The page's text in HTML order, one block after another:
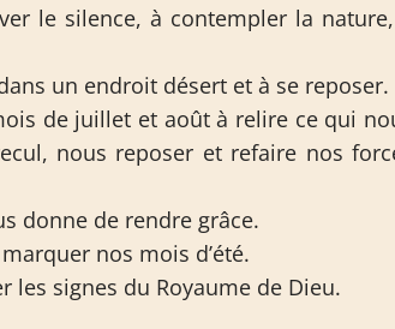
le silence, à contempler la
un endroit désert et à se reposer.
de juillet et août à relire ce qui
nous reposer et refaire nos
donne de rendre grâce.
nos mois d’été.
les signes du Royaume de Dieu.